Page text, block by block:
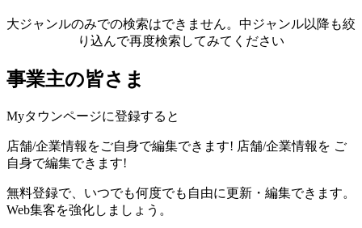
大ジャンルのみでの検索はできません。中ジャンル以降も絞
り込んで再度検索してみてください
事業主の皆さま
Myタウンページに登録すると
店舗/企業情報をご自身で編集できます! 店舗/企業情報を ご
自身で編集できます!
無料登録で、いつでも何度でも自由に更新・編集できます。
Web集客を強化しましょう。